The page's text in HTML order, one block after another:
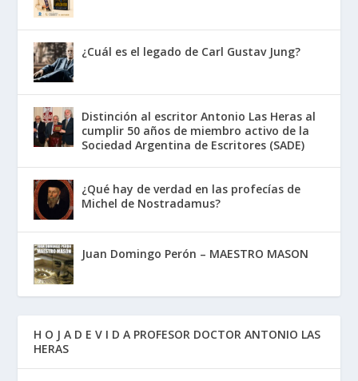
¿Cuál es el legado de Carl Gustav Jung?
Distinción al escritor Antonio Las Heras al
cumplir 50 años de miembro activo de la
Sociedad Argentina de Escritores (SADE)
¿Qué hay de verdad en las profecías de
Michel de Nostradamus?
Juan Domingo Perón – MAESTRO MASON
H O J A D E V I D A PROFESOR DOCTOR ANTONIO LAS
HERAS